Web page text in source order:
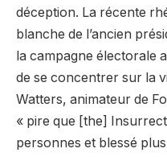
déception. La récente
blanche de l’ancien
la campagne électorale
de se concentrer sur la
Watters, animateur de
« pire que [the]
personnes et blessé